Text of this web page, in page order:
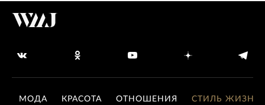
МОДА КРАСОТА ОТНОШЕНИЯ СТИЛЬ ЖИЗНИ